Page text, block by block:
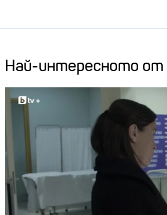
Най-интересното от